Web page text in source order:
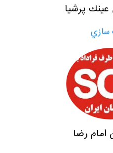
پرشيا
سازي
امام رضا